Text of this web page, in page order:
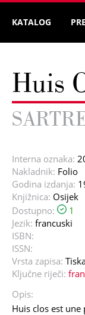
KATALOG
Huis
Interna oznaka:
Nakladnik: Folio
Godina izdanja:
Knjižnica: Osijek
Dostupno:
1
Jezik: francuski
ISBN:
ISSN:
Vrsta zapisa:
Ključne riječi:
Opis:
Huis clos est une